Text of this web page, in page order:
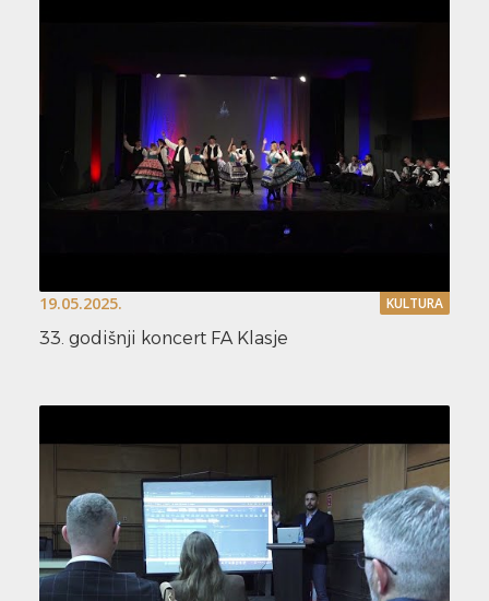
19.05.2025. KULTURA
33. godišnji koncert FA Klasje